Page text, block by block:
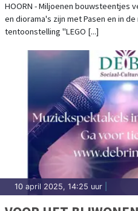
HOORN - Miljoenen bouwsteentjes
en diorama's zijn met Pasen en in
tentoonstelling "LEGO [...]
10 april 2025, 14:25 uur